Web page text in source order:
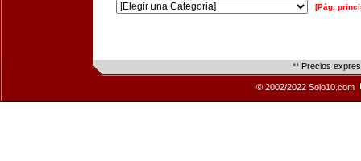
[Pág.
** Precios
© 2002/2022 Solo10.com